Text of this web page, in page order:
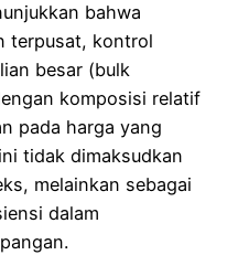
bahwa
terpusat, kontrol
besar (bulk
komposisi relatif
pada harga yang
tidak dimaksudkan
melainkan sebagai
dalam